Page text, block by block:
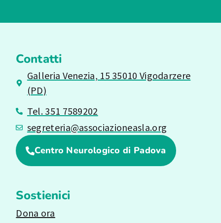
Sostienici
Dona ora
Contatti
Galleria Venezia, 15 35010 Vigodarzere
(PD)
Tel. 351 7589202
segreteria@associazioneasla.org
Centro Neurologico di Padova